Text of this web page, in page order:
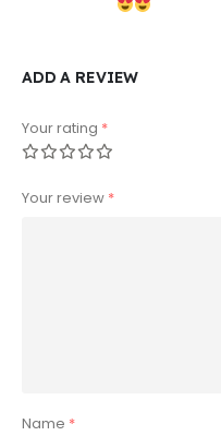
ADD A REVIEW
Your rating *
Your review *
Name *